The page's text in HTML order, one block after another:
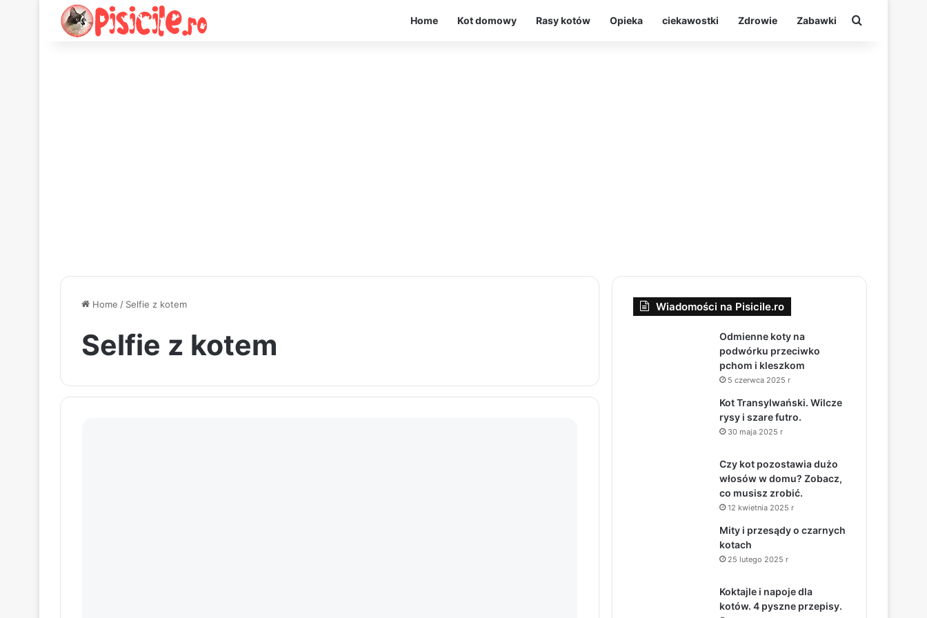
Home Kot domowy Rasy kotów Opieka ciekawostki Zdrowie Zabawki Szukaj
Home / Selfie z kotem
Selfie z kotem
Wiadomości na Pisicile.ro
Odmienne koty na
podwórku przeciwko
pchom i kleszkom
5 czerwca 2025 r
Kot Transylwański. Wilcze
rysy i szare futro.
30 maja 2025 r
Czy kot pozostawia dużo
włosów w domu? Zobacz,
co musisz zrobić.
12 kwietnia 2025 r
Mity i przesądy o czarnych
kotach
25 lutego 2025 r
Koktajle i napoje dla
kotów. 4 pyszne przepisy.